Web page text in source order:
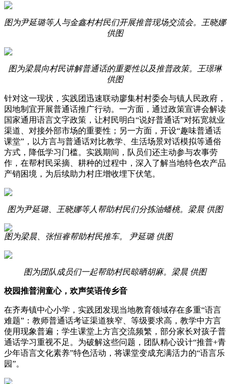
图为尹延璐等人与金鑫村村民们开展推普现场交流会。王晓娜
供图
图为梁晨向村民讲解普通话的重要性以及推普政策。王璟琳
供图
针对这一现状，实践团迅速联动廖集村村委会与镇人民政府，
因地制宜开展普通话推广行动。一方面，通过政策宣讲会解读
国家通用语言文字政策，让村民明白“说好普通话”对拓宽就业
渠道、对接外部市场的重要性；另一方面，开设“趣味普通话
课堂”，以方言与普通话对比教学、生活场景对话模拟等通俗
方式，降低学习门槛。实践期间，队员们还主动参与农事劳
作，在帮村民采摘、耕种的过程中，深入了解当地特色农产品
产销困境，为后续助力村庄增收埋下伏笔。
图为尹延璐、王晓娜等人帮助村民们分拣油蟠桃。梁晨 供图
图为梁晨、张恒睿帮助村民推车。 尹延璐 供图
图为团队成员们一起帮助村民晾晒胡麻。梁晨 供图
校园推普润童心，欢声笑语传乡音
在齐寿镇中心小学，实践团发现当地教育领域存在多重“语言
难题”：教师普通话考证渠道狭窄、等级要求高，教学中方言
使用现象普遍；学生课堂上方言交流频繁，部分家长对孩子普
通话学习重视不足。为破解这些问题，团队精心设计“推普+青
少年语言文化素养”特色活动，将课堂变成充满活力的“语言乐
园”。